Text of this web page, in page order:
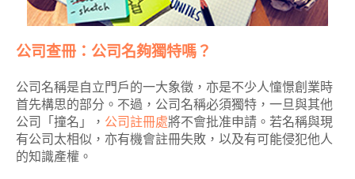
公司查冊：公司名夠獨特嗎？
公司名稱是自立門戶的一大象徵，亦是不少人憧憬創業時
首先構思的部分。不過，公司名稱必須獨特，一旦與其他
公司「撞名」， 公司註冊處將不會批准申請。若名稱與現
有公司太相似，亦有機會註冊失敗，以及有可能侵犯他人
的知識產權。